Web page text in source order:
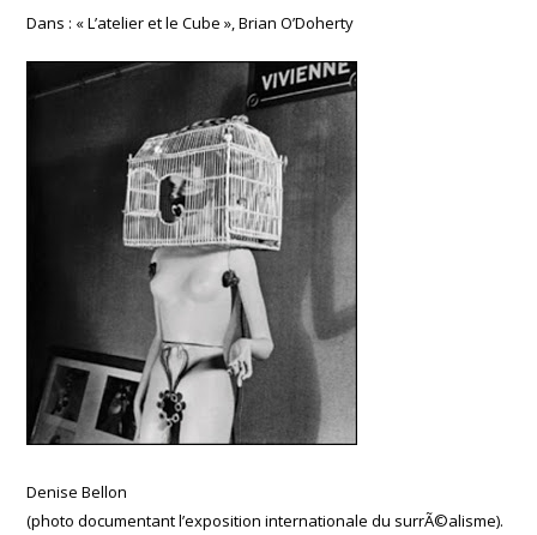
Dans : « L’atelier et le Cube », Brian O’Doherty
Denise Bellon
(photo documentant l’exposition internationale du surrÃ©alisme).